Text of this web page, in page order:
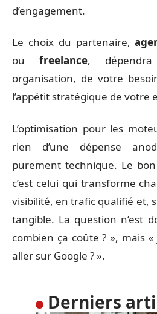
d’engagement.
Le choix du partenaire,
oufreelance,
organisation, de votre
l’appétit stratégique de votre
L’optimisation pour les
rien d’une dépense
purement technique. Le bon
c’est celui qui transforme
visibilité, en trafic qualifié et,
tangible. La question n’est
combien ça coûte ? », mais «
aller sur Google ? ».
Derniers